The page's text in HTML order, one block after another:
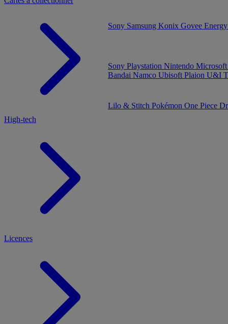
Sony Playstation Nintendo
Bandai Namco Ubisoft Plaion U&I
Lilo & Stitch Pokémon One Piece
High-tech
Sony Samsung Konix Govee
Licences